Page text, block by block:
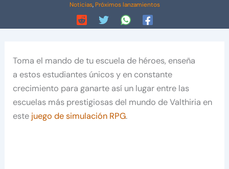
Noticias, Próximos lanzamientos
Toma el mando de tu escuela de héroes, enseña
a estos estudiantes únicos y en constante
crecimiento para ganarte así un lugar entre las
escuelas más prestigiosas del mundo de Valthiria en
este juego de simulación RPG.